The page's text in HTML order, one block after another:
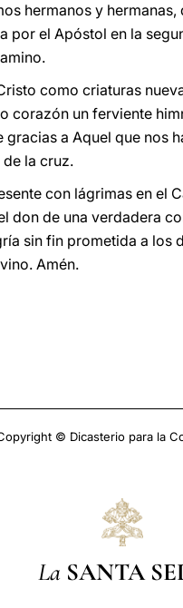
hermanos y hermanas,
por el Apóstol en la
como criaturas
corazón un ferviente
gracias a Aquel que nos
la cruz.
con lágrimas en el
don de una verdadera
sin fin prometida a los
Amén.
© Dicasterio para la
La SANTA